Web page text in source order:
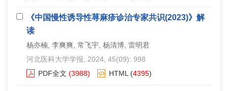
《中国慢性诱导性荨麻疹诊治专家共识(2023)》解
读
杨亦楠, 李爽爽, 常飞宇, 杨清博, 雷明君
河北医科大学学报 , 2024, 45(09): 998
PDF全文 (3988) HTML (4395)